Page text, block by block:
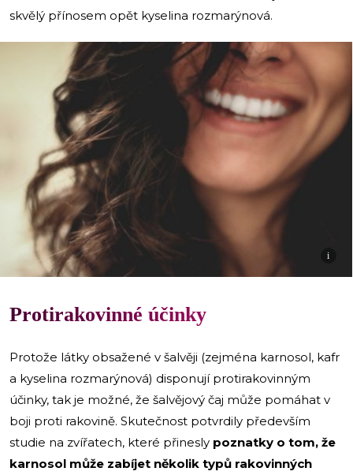
skvělý přínosem opět kyselina rozmarýnová.
i
Protirakovinné účinky
Protože látky obsažené v šalvěji (zejména karnosol, kafr
a kyselina rozmarýnová) disponují protirakovinným
účinky, tak je možné, že šalvějový čaj může pomáhat v
boji proti rakovině. Skutečnost potvrdily především
studie na zvířatech, které přinesly poznatky o tom, že
karnosol může zabíjet několik typů rakovinných